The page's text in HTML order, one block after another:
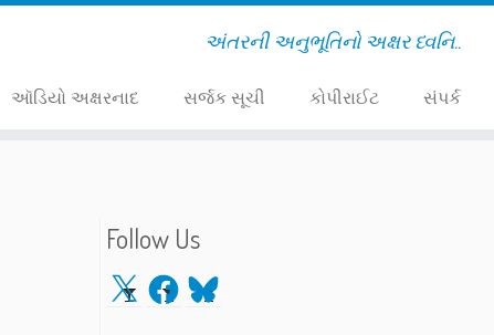
અંતરની અનુભૂતિનો અક્ષર ધ્વનિ..
ઑડિયો અક્ષરનાદ સર્જક સૂચી કોપીરાઈટ સંપર્ક
Follow Us
X Facebook
Bluesky